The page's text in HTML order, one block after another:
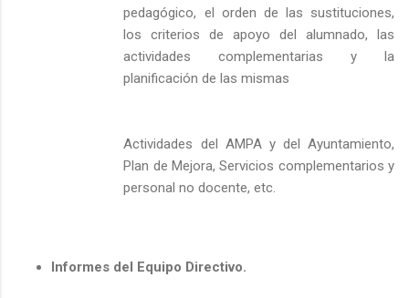
pedagógico, el orden de las sustituciones,
los criterios de apoyo del alumnado, las
actividades complementarias y la
planificación de las mismas
Actividades del AMPA y del Ayuntamiento,
Plan de Mejora, Servicios complementarios y
personal no docente, etc.
Informes del Equipo Directivo.